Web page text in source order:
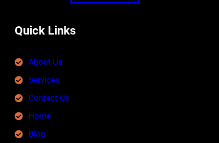
Quick Links
About Us
Services
Contact Us
Home
Blog